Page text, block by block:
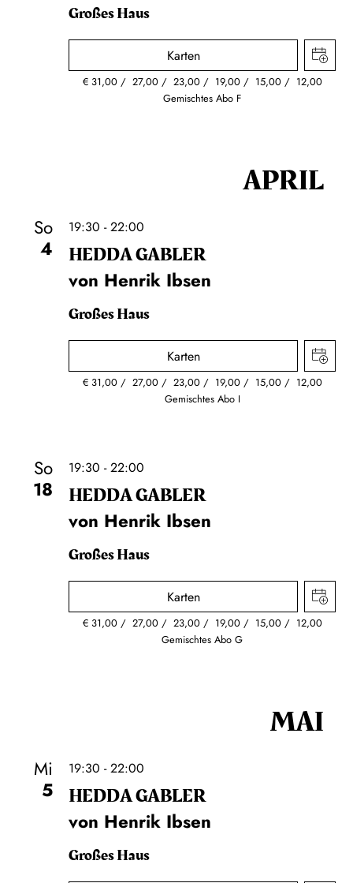
Großes Haus
Karten
€ 31,00 27,00 23,00 19,00 15,00
12,00
Gemischtes Abo F
APRIL
So
4
19:30 - 22:00
HEDDA GABLER
von Henrik Ibsen
Großes Haus
Karten
€ 31,00 27,00 23,00 19,00 15,00
12,00
Gemischtes Abo I
So
18
19:30 - 22:00
HEDDA GABLER
von Henrik Ibsen
Großes Haus
Karten
€ 31,00 27,00 23,00 19,00 15,00
12,00
Gemischtes Abo G
MAI
Mi
5
19:30 - 22:00
HEDDA GABLER
von Henrik Ibsen
Großes Haus